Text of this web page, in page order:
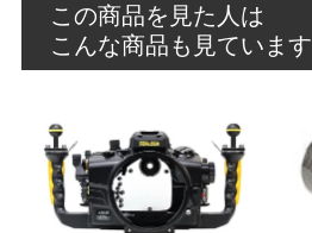
この商品を見た人は
こんな商品も見ています